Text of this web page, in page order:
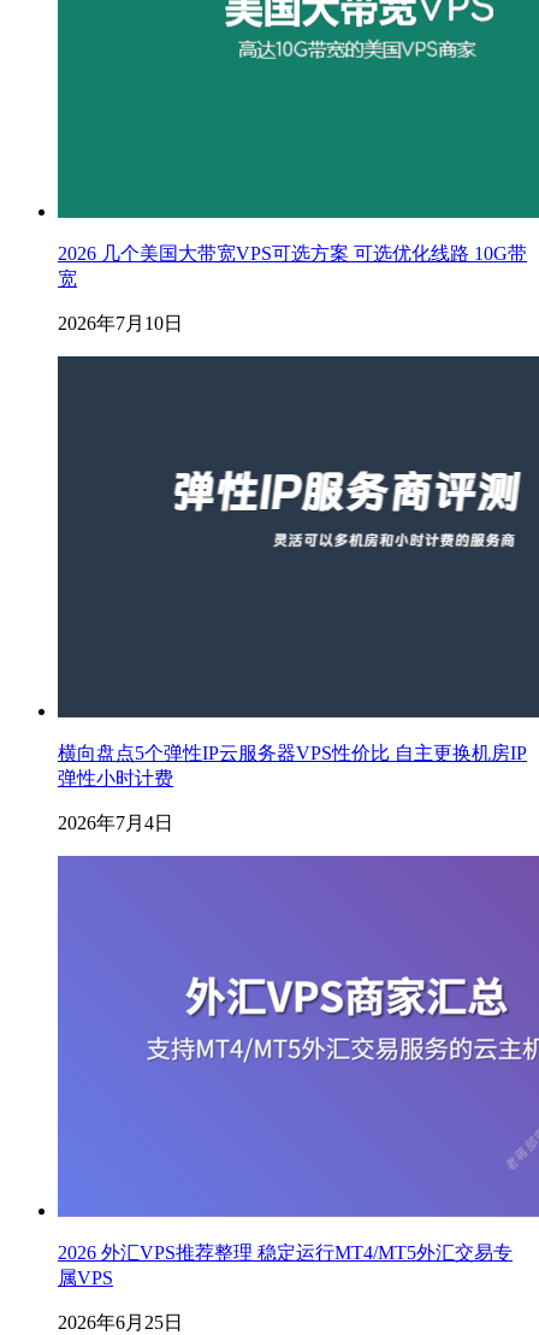
2026 几个美国大带宽VPS可选方案 可选优化线路 10G带
宽
2026年7月10日
横向盘点5个弹性IP云服务器VPS性价比 自主更换机房IP
弹性小时计费
2026年7月4日
2026 外汇VPS推荐整理 稳定运行MT4/MT5外汇交易专
属VPS
2026年6月25日